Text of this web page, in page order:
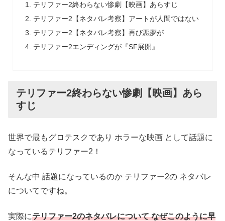
テリファー2終わらない惨劇【映画】あらすじ
テリファー2【ネタバレ考察】アートが人間ではない
テリファー2【ネタバレ考察】再び悪夢が
テリファー2エンディングが『SF展開』
テリファー2終わらない惨劇【映画】あら
すじ
世界で最もグロテスクであり ホラーな映画 として話題に
なっているテリファー2！
そんな中 話題になっているのか テリファー2の ネタバレ
についてですね。
実際にテリファー2のネタバレについて なぜこのように早